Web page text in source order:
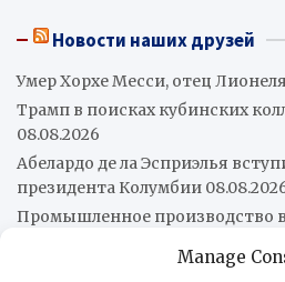
Manage
Новости наших друзей
Умер Хорхе Месси, отец
Трамп в поисках кубинских
08.08.2026
Абелардо де ла Эсприэлья
президента Колумбии
Промышленное производство
Китай передал Кубе второй